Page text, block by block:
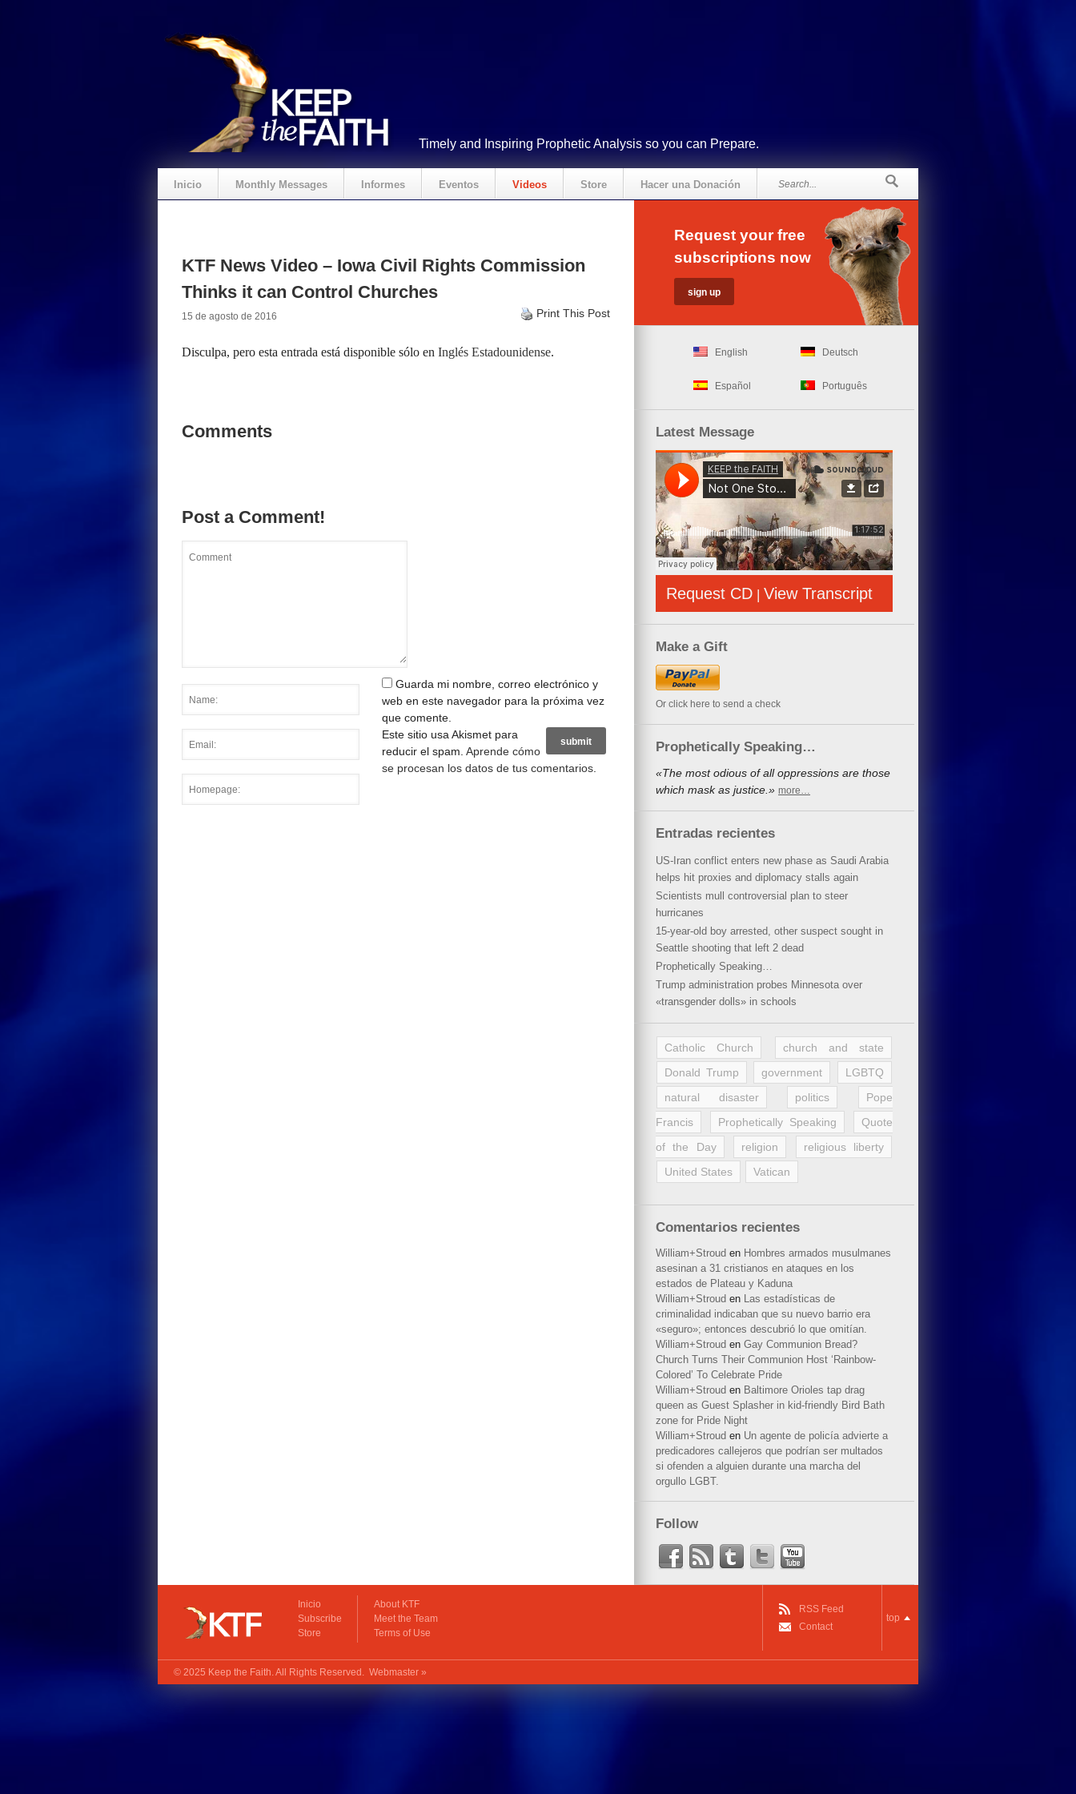
Timely and Inspiring Prophetic Analysis so you can Prepare.
Inicio Monthly Messages Informes Eventos Videos Store Hacer una Donación
KTF News Video – Iowa Civil Rights Commission
Thinks it can Control Churches
15 de agosto de 2016 Print This Post
Disculpa, pero esta entrada está disponible sólo en Inglés Estadounidense.
Comments
Post a Comment!
Guarda mi nombre, correo electrónico y
web en este navegador para la próxima vez
que comente.
Este sitio usa Akismet para
reducir el spam. Aprende cómo
se procesan los datos de tus comentarios
Request your free
subscriptions now
English Deutsch
Español Português
Latest Message
Request CD | View Transcript
Make a Gift
Or click here to send a check
Prophetically Speaking…
«The most odious of all oppressions are those
which mask as justice.» more…
Entradas recientes
US-Iran conflict enters new phase as Saudi Arabia
helps hit proxies and diplomacy stalls again
Scientists mull controversial plan to steer
hurricanes
15-year-old boy arrested, other suspect sought in
Seattle shooting that left 2 dead
Prophetically Speaking…
Trump administration probes Minnesota over
«transgender dolls» in schools
Catholic Church
church and state
Donald Trump
government
LGBTQ
natural disaster
politics
Pope
Francis
Prophetically Speaking
Quote
of the Day
religion
religious liberty
United States
Vatican
Comentarios recientes
William+Stroud en Hombres armados musulmanes
asesinan a 31 cristianos en ataques en los
estados de Plateau y Kaduna
William+Stroud en Las estadísticas de
criminalidad indicaban que su nuevo barrio era
«seguro»; entonces descubrió lo que omitían.
William+Stroud en Gay Communion Bread?
Church Turns Their Communion Host ‘Rainbow-
Colored’ To Celebrate Pride
William+Stroud en Baltimore Orioles tap drag
queen as Guest Splasher in kid-friendly Bird Bath
zone for Pride Night
William+Stroud en Un agente de policía advierte a
predicadores callejeros que podrían ser multados
si ofenden a alguien durante una marcha del
orgullo LGBT.
Follow
Inicio
Subscribe
Store
About KTF
Meet the Team
Terms of Use
RSS Feed
Contact
top
© 2025 Keep the Faith. All Rights Reserved. Webmaster »